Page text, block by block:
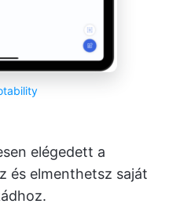
elégedett a
és elmenthetsz saját